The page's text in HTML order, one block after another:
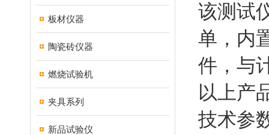
板材仪器
陶瓷砖仪器
燃烧试验机
夹具系列
新品试验仪
该测试
单，内
件，与
以上产
技术参